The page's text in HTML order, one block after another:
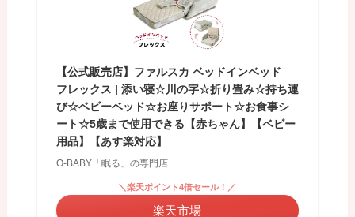
【公式販売店】ファルスカ ベッドインベッド
フレックス | 添い寝☆川の字☆折り畳み☆持ち運
び☆ベビーベッド☆お座りサポート☆お食事シ
ート☆5歳まで使用できる【赤ちゃん】【ベビー
用品】【あす楽対応】
O-BABY「眠る」の専門店
＼楽天ポイント4倍セール！／
楽天市場